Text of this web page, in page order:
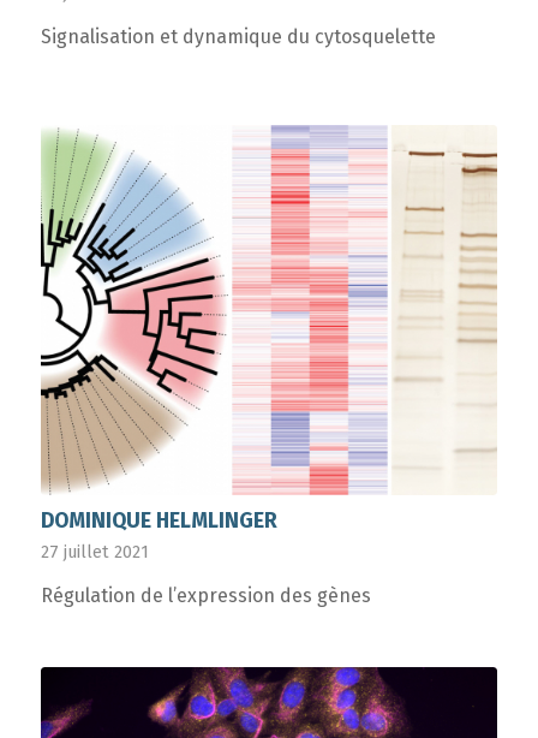
Signalisation et dynamique du cytosquelette
DOMINIQUE HELMLINGER
27 juillet 2021
Régulation de l’expression des gènes